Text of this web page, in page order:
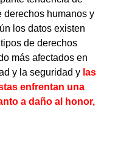
derechos humanos y
los datos existen
de derechos
más afectados en
y la seguridad y las
enfrentan una
a daño al honor,